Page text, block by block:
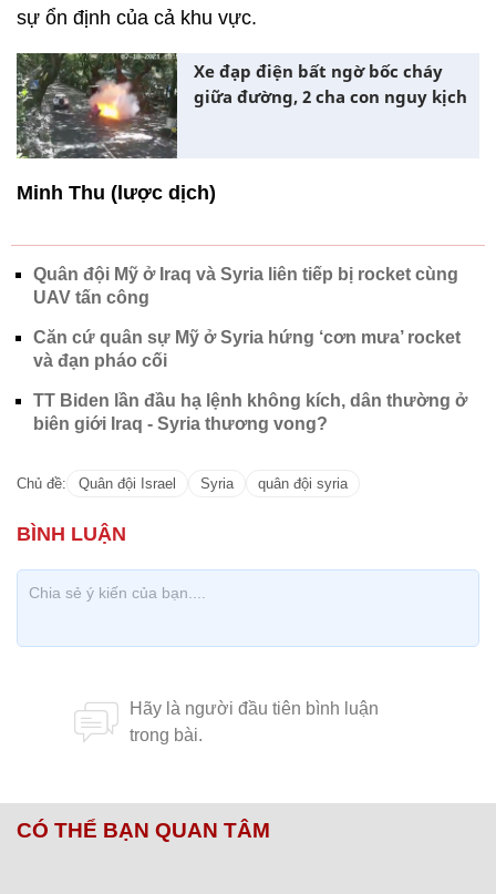
sự ổn định của cả khu vực.
Xe đạp điện bất ngờ bốc cháy
giữa đường, 2 cha con nguy kịch
Minh Thu (lược dịch)
Quân đội Mỹ ở Iraq và Syria liên tiếp bị rocket cùng
UAV tấn công
Căn cứ quân sự Mỹ ở Syria hứng ‘cơn mưa’ rocket
và đạn pháo cối
TT Biden lần đầu hạ lệnh không kích, dân thường ở
biên giới Iraq - Syria thương vong?
Chủ đề: Quân đội Israel Syria quân đội syria
CÓ THỂ BẠN QUAN TÂM